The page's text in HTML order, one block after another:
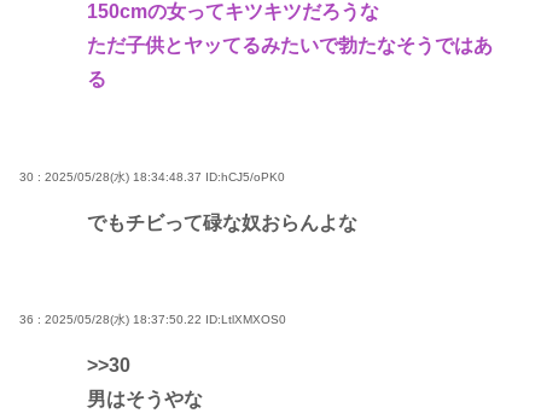
150cmの女ってキツキツだろうな
ただ子供とヤッてるみたいで勃たなそうではあ
る
30 : 2025/05/28(水) 18:34:48.37 ID:hCJ5/oPK0
でもチビって碌な奴おらんよな
36 : 2025/05/28(水) 18:37:50.22 ID:LtlXMXOS0
>>30
男はそうやな